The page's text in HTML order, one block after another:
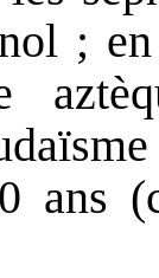
;
ans